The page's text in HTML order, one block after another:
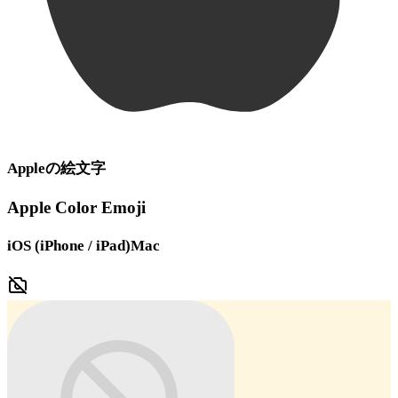
Appleの絵文字
Apple Color Emoji
iOS (iPhone / iPad)Mac